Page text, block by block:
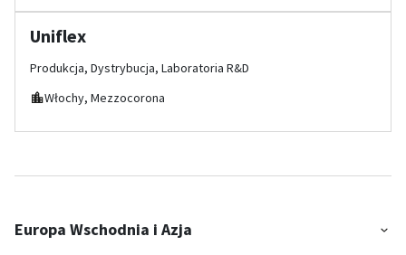
Uniflex
Produkcja, Dystrybucja, Laboratoria R&D
Włochy, Mezzocorona
Europa Wschodnia i Azja